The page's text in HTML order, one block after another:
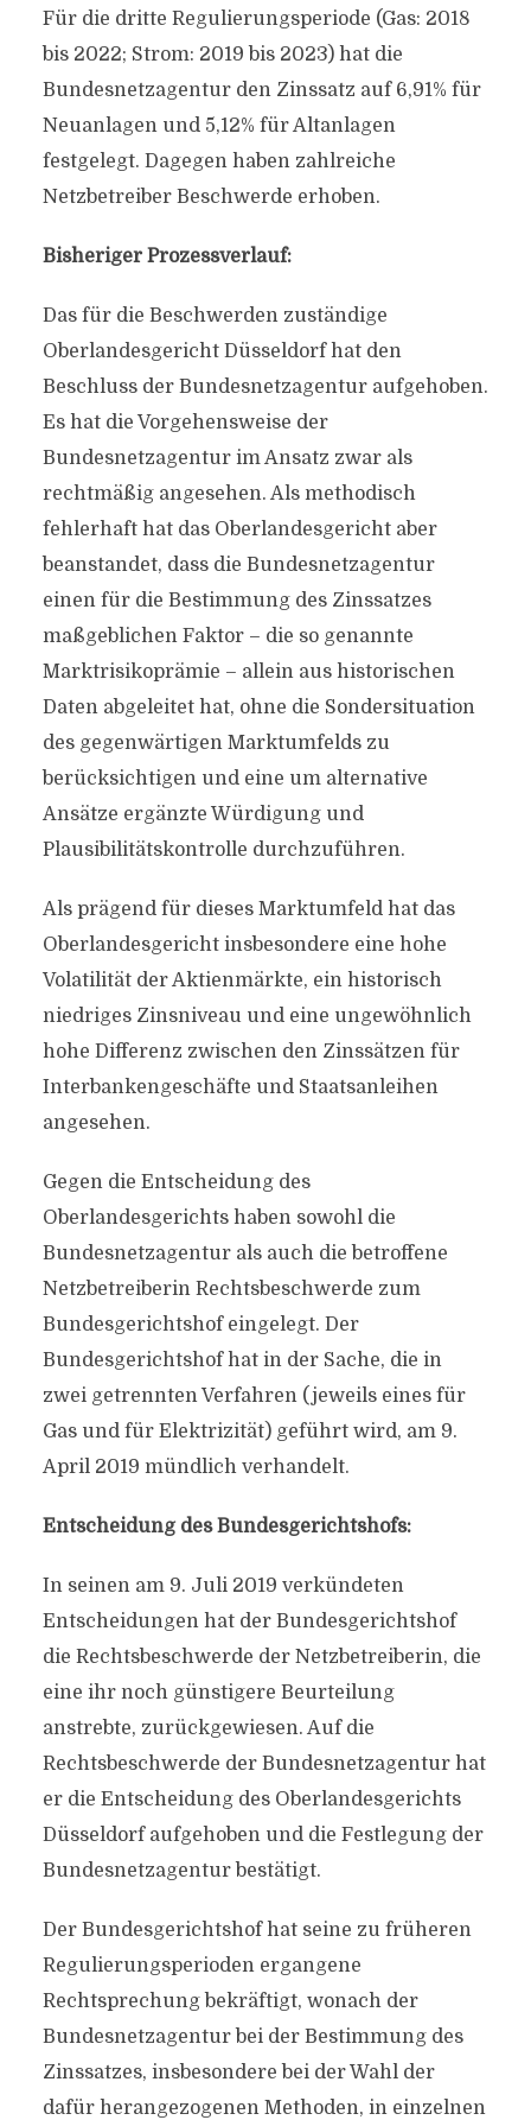
Für die dritte Regulierungsperiode (Gas: 2018
bis 2022; Strom: 2019 bis 2023) hat die
Bundesnetzagentur den Zinssatz auf 6,91% für
Neuanlagen und 5,12% für Altanlagen
festgelegt. Dagegen haben zahlreiche
Netzbetreiber Beschwerde erhoben.
Bisheriger Prozessverlauf:
Das für die Beschwerden zuständige
Oberlandesgericht Düsseldorf hat den
Beschluss der Bundesnetzagentur aufgehoben.
Es hat die Vorgehensweise der
Bundesnetzagentur im Ansatz zwar als
rechtmäßig angesehen. Als methodisch
fehlerhaft hat das Oberlandesgericht aber
beanstandet, dass die Bundesnetzagentur
einen für die Bestimmung des Zinssatzes
maßgeblichen Faktor – die so genannte
Marktrisikoprämie – allein aus historischen
Daten abgeleitet hat, ohne die Sondersituation
des gegenwärtigen Marktumfelds zu
berücksichtigen und eine um alternative
Ansätze ergänzte Würdigung und
Plausibilitätskontrolle durchzuführen.
Als prägend für dieses Marktumfeld hat das
Oberlandesgericht insbesondere eine hohe
Volatilität der Aktienmärkte, ein historisch
niedriges Zinsniveau und eine ungewöhnlich
hohe Differenz zwischen den Zinssätzen für
Interbankengeschäfte und Staatsanleihen
angesehen.
Gegen die Entscheidung des
Oberlandesgerichts haben sowohl die
Bundesnetzagentur als auch die betroffene
Netzbetreiberin Rechtsbeschwerde zum
Bundesgerichtshof eingelegt. Der
Bundesgerichtshof hat in der Sache, die in
zwei getrennten Verfahren (jeweils eines für
Gas und für Elektrizität) geführt wird, am 9.
April 2019 mündlich verhandelt.
Entscheidung des Bundesgerichtshofs:
In seinen am 9. Juli 2019 verkündeten
Entscheidungen hat der Bundesgerichtshof
die Rechtsbeschwerde der Netzbetreiberin, die
eine ihr noch günstigere Beurteilung
anstrebte, zurückgewiesen. Auf die
Rechtsbeschwerde der Bundesnetzagentur hat
er die Entscheidung des Oberlandesgerichts
Düsseldorf aufgehoben und die Festlegung der
Bundesnetzagentur bestätigt.
Der Bundesgerichtshof hat seine zu früheren
Regulierungsperioden ergangene
Rechtsprechung bekräftigt, wonach der
Bundesnetzagentur bei der Bestimmung des
Zinssatzes, insbesondere bei der Wahl der
dafür herangezogenen Methoden, in einzelnen